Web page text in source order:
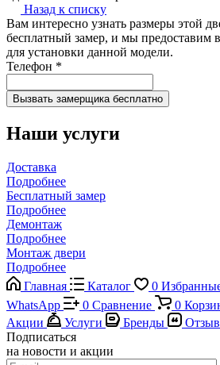
Назад к списку
Вам интересно узнать размеры этой
бесплатный замер, и мы предоставим
для установки данной модели.
Телефон *
Наши услуги
Доставка
Подробнее
Бесплатный замер
Подробнее
Демонтаж
Подробнее
Монтаж двери
Подробнее
Главная
Каталог 0
WhatsApp
0 Сравнение 0
Акции
Услуги Бренды
Подписаться
на новости и акции